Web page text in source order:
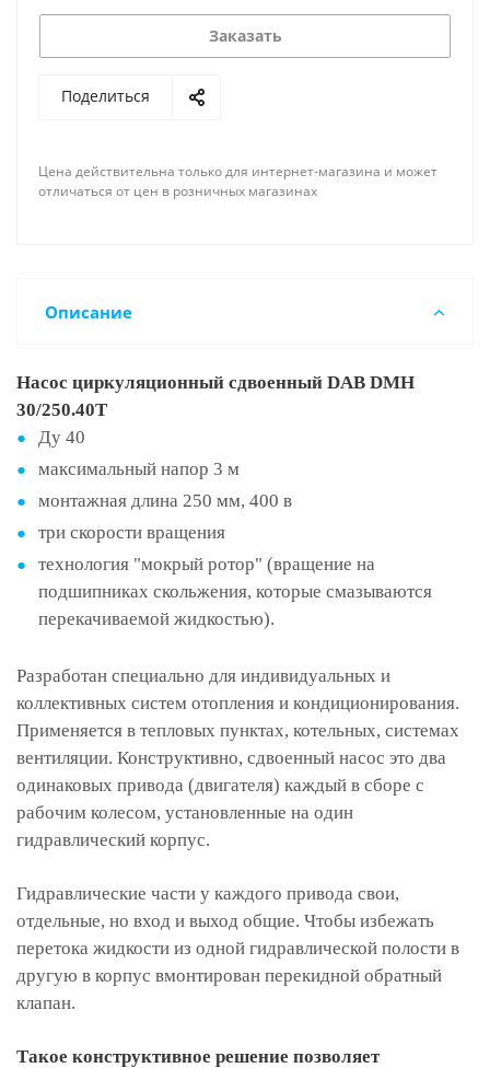
Заказать
Поделиться
Цена действительна только для интернет-магазина и может
отличаться от цен в розничных магазинах
Описание
Насос циркуляционный сдвоенный DAB DMH
30/250.40T
Ду 40
максимальный напор 3 м
монтажная длина 250 мм, 400 в
три скорости вращения
технология "мокрый ротор" (вращение на
подшипниках скольжения, которые смазываются
перекачиваемой жидкостью).
Разработан специально для индивидуальных и
коллективных систем отопления и кондиционирования.
Применяется в тепловых пунктах, котельных, системах
вентиляции. Конструктивно, сдвоенный насос это два
одинаковых привода (двигателя) каждый в сборе с
рабочим колесом, установленные на один
гидравлический корпус.
Гидравлические части у каждого привода свои,
отдельные, но вход и выход общие. Чтобы избежать
перетока жидкости из одной гидравлической полости в
другую в корпус вмонтирован перекидной обратный
клапан.
Такое конструктивное решение позволяет